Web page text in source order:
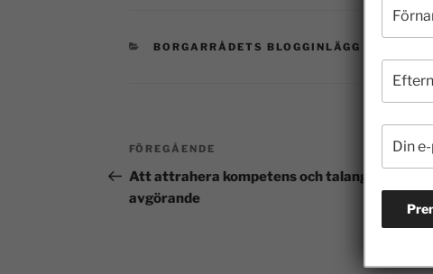
BORGARRÅDETS BLOGGINLÄGG 2006-2014
FÖREGÅENDE
Att attrahera kompetens och talang helt
avgörande